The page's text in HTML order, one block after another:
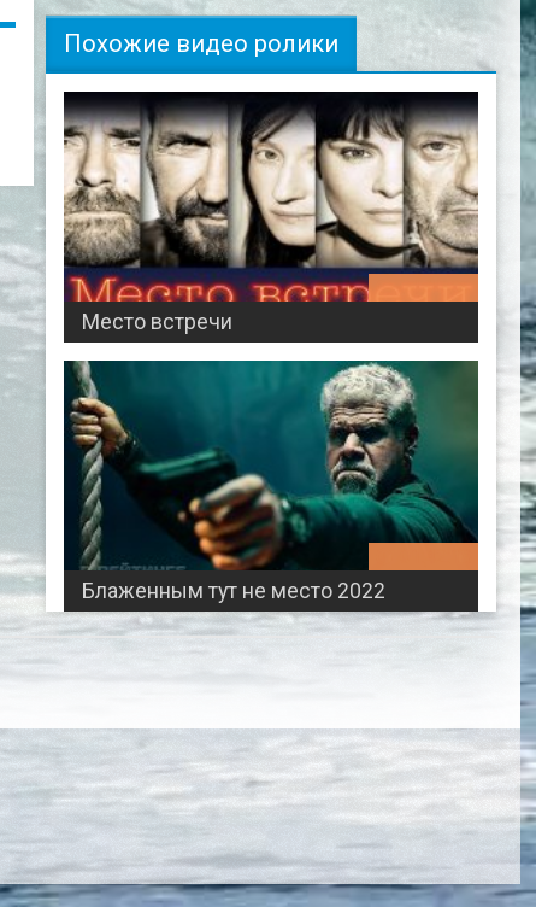
Похожие видео ролики
Место встречи
Блаженным тут не место 2022